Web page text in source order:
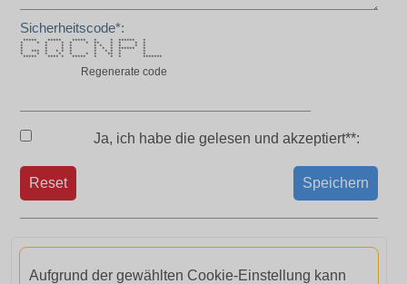
Sicherheitscode*:
***** ***** ***** * * ****** *
* * * * * * ** * * * *
* * * * * * * * * *
* * * * * * * ****** *
* *** * * * * * * * * *
* * * * * * * ** * *
***** **** * ***** * * * *******
Regenerate code
Ja, ich habe die gelesen und akzeptiert**:
Speichern
Reset
Aufgrund der gewählten Cookie-Einstellung kann